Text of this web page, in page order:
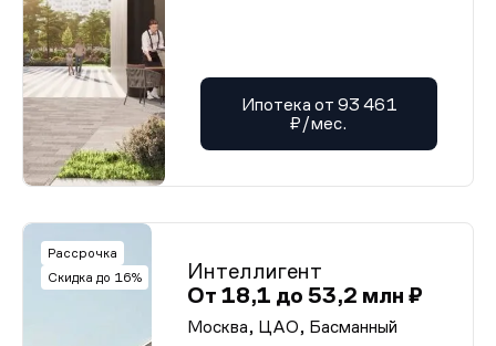
Ипотека от 93 461
₽/мес.
Рассрочка
Скидка до 16%
Интеллигент
От 18,1 до 53,2 млн ₽
Москва, ЦАО, Басманный